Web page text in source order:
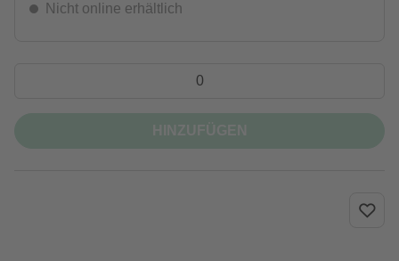
Nicht online erhältlich